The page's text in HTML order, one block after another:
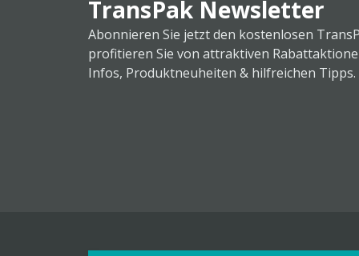
TransPak Newsletter
Abonnieren Sie jetzt den kostenlosen
profitieren Sie von attraktiven
Infos, Produktneuheiten & hilfreichen Tipps.